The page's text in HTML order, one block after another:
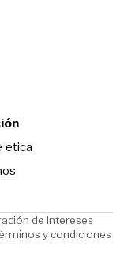
in new window
eticaOpens in new
in new window
de Intereses
in new window
y condiciones